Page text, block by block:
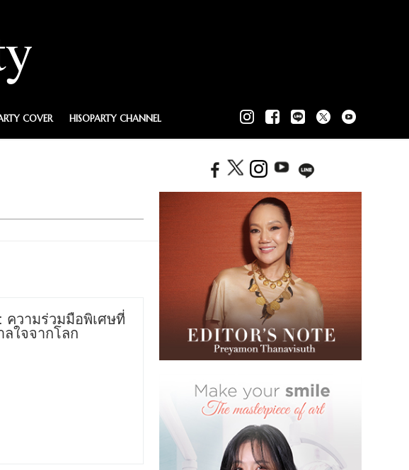
COVER HISOPARTY CHANNEL
ความร่วมมือพิเศษที่
ใจจากโลก